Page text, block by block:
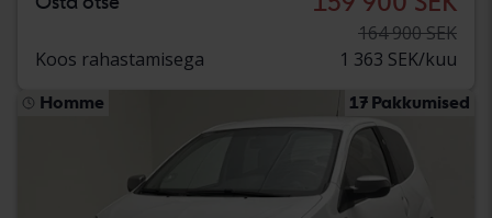
164 900 SEK
Koos rahastamisega
1 363 SEK/kuu
Homme 17 Pakkumised